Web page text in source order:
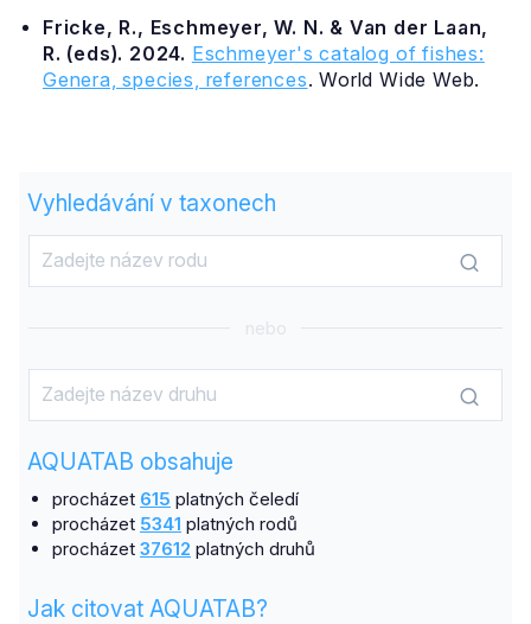
Fricke, R., Eschmeyer, W. N. & Van der Laan,
R. (eds). 2024. Eschmeyer's catalog of fishes:
Genera, species, references. World Wide Web.
Vyhledávání v taxonech
nebo
AQUATAB obsahuje
procházet 615 platných čeledí
procházet 5341 platných rodů
procházet 37612 platných druhů
Jak citovat AQUATAB?